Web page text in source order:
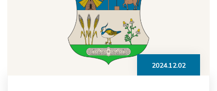
2024.12.02